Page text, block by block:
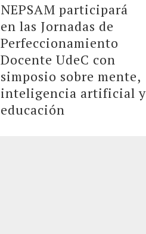
NEPSAM participará
en las Jornadas de
Perfeccionamiento
Docente UdeC con
simposio sobre mente,
inteligencia artificial y
educación